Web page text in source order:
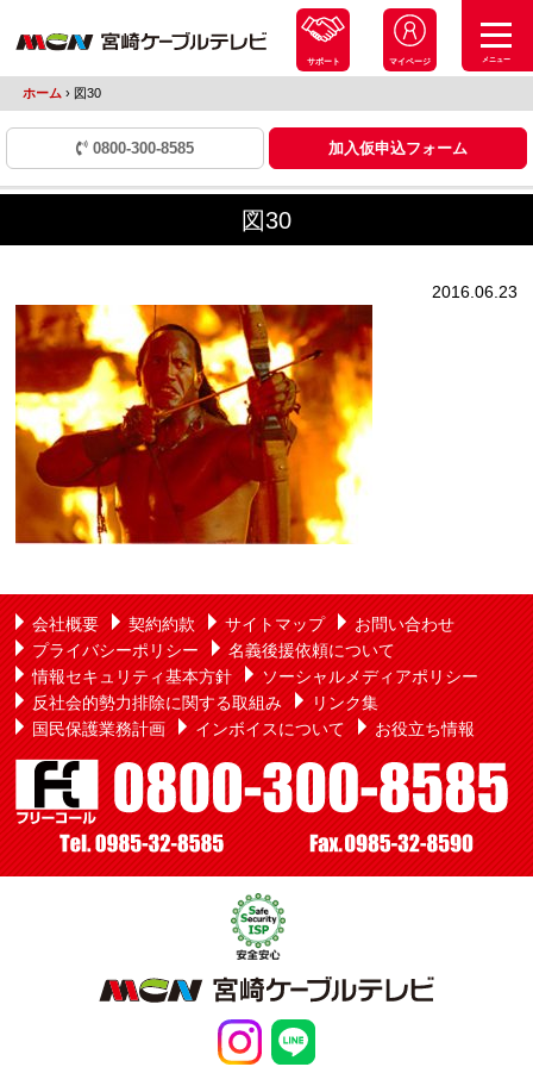
サポート マイページ メニュー
ホーム ›図30
0800-300-8585 加入仮申込フォーム
図30
2016.06.23
会社概要 契約約款 サイトマップ
お問い合わせ
プライバシーポリシー
名義後援依頼について
情報セキュリティ基本方針
ソーシャルメディアポリシー
反社会的勢力排除に関する取組み
リンク集
国民保護業務計画
インボイスについて お役立ち情報